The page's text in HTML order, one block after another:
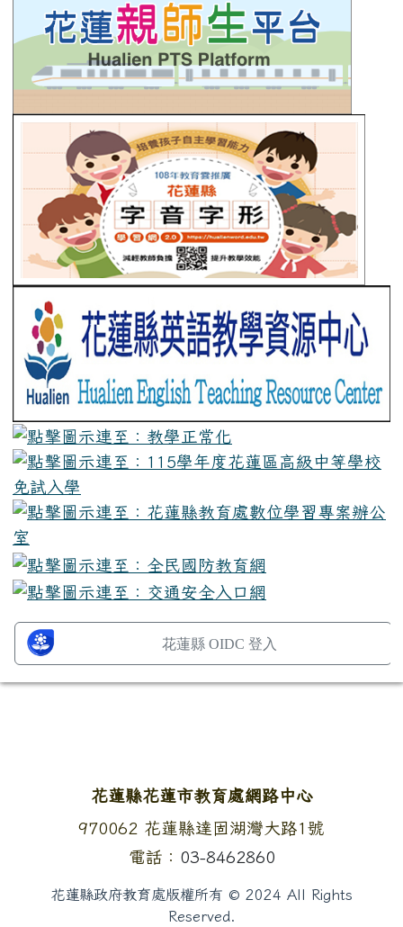
花蓮縣 OIDC 登入
頁尾區域內容
花蓮縣花蓮市教育處網路中心
地址：
970062 花蓮縣達固湖灣大路1號
電話： 03-8462860
花蓮縣政府教育處版權所有 © 2024 All Rights
Reserved.